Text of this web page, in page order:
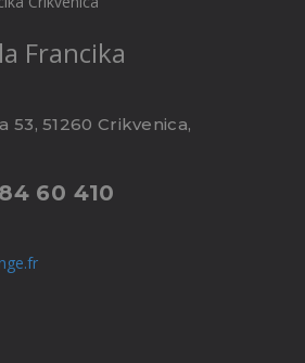
Francika
53, 51260 Crikvenica,
60 410